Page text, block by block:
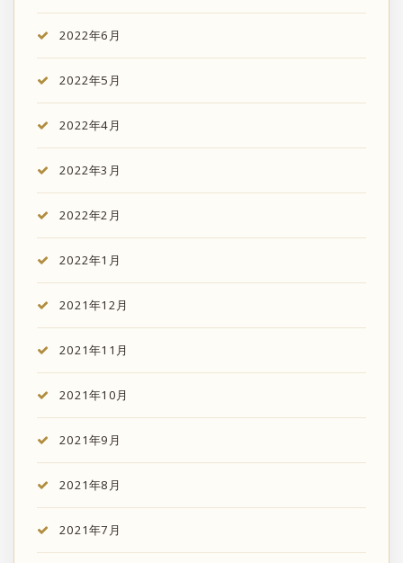
2022年6月
2022年5月
2022年4月
2022年3月
2022年2月
2022年1月
2021年12月
2021年11月
2021年10月
2021年9月
2021年8月
2021年7月